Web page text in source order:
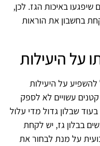
שיפגעו באיכות הגז. לכן,
בחשבון את הוראות
על היעילות
להשפיע על היעילות
עשויים לא לספק
שבלון גדול מדי עלול
בבלון גז, יש לקחת
על מנת לבחור את